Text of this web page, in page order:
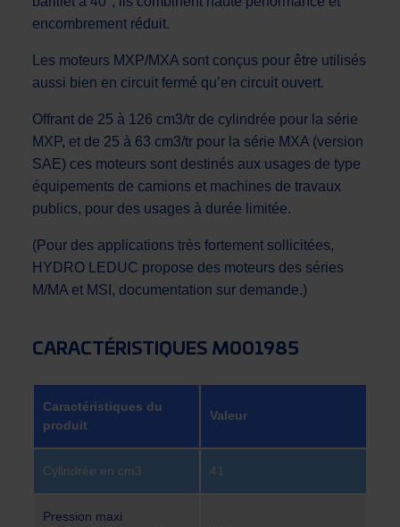
encombrement réduit.
Les moteurs MXP/MXA sont conçus pour être utilisés
aussi bien en circuit fermé qu’en circuit ouvert.
Offrant de 25 à 126 cm3/tr de cylindrée pour la série
MXP, et de 25 à 63 cm3/tr pour la série MXA (version
SAE) ces moteurs sont destinés aux usages de type
équipements de camions et machines de travaux
publics, pour des usages à durée limitée.
(Pour des applications très fortement sollicitées,
HYDRO LEDUC propose des moteurs des séries
M/MA et MSI, documentation sur demande.)
CARACTÉRISTIQUES M001985
Caractéristiques du
produit
Valeur
Cylindrée en cm3 41
Pression maxi